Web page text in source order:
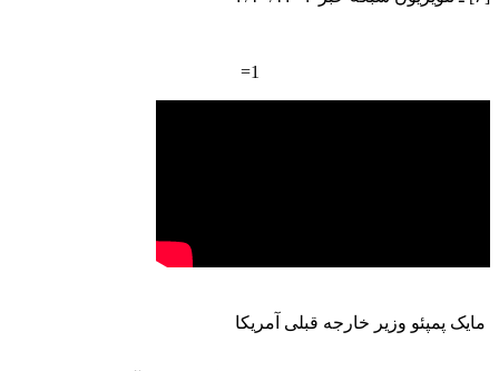
1=
مایک پمپئو وزیر خارجه قبلی آمریکا